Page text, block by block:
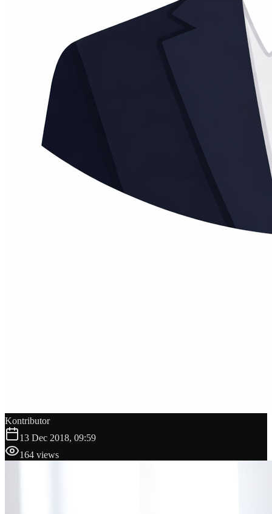
Kontributor
13 Dec 2018, 09:59
164 views